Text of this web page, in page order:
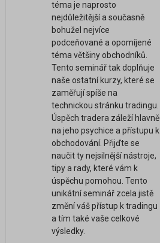
téma je naprosto
nejdůležitější a současně
bohužel nejvíce
podceňované a opomíjené
téma většiny obchodníků.
Tento seminář tak doplňuje
naše ostatní kurzy, které se
zaměřují spíše na
technickou stránku tradingu.
Úspěch tradera záleží hlavně
na jeho psychice a přístupu k
obchodování. Přijďte se
naučit ty nejsilnější nástroje,
tipy a rady, které vám k
úspěchu pomohou. Tento
unikátní seminář zcela jistě
změní váš přístup k tradingu
a tím také vaše celkové
výsledky.